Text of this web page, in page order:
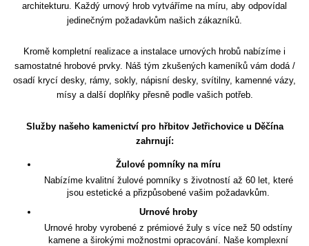
architekturu. Každý urnový hrob vytváříme na míru, aby odpovídal
jedinečným požadavkům našich zákazníků.
Kromě kompletní realizace a instalace urnových hrobů nabízíme i
samostatné hrobové prvky. Náš tým zkušených kameníků vám dodá /
osadí krycí desky, rámy, sokly, nápisní desky, svítilny, kamenné vázy,
mísy a další doplňky přesně podle vašich potřeb.
Služby našeho kamenictví pro hřbitov Jetřichovice u Děčína
zahrnují:
Žulové pomníky na míru
Nabízíme kvalitní žulové pomníky s životností až 60 let, které
jsou estetické a přizpůsobené vašim požadavkům.
Urnové hroby
Urnové hroby vyrobené z prémiové žuly s více než 50 odstíny
kamene a širokými možnostmi opracování. Naše komplexní